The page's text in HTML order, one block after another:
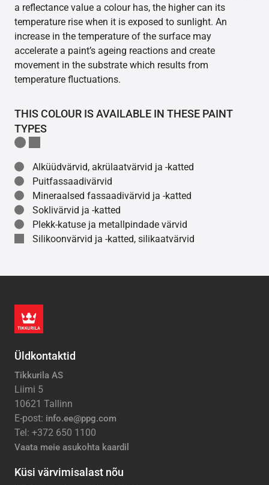
a reflectance value a colour has, the higher can its
temperature rise when it is exposed to sunlight. An
increase in the temperature of the surface may
accelerate a paint’s ageing reactions and create
movement in the substrate which results from
temperature fluctuations.
THIS COLOUR IS AVAILABLE IN THESE PAINT
TYPES
Alküüdvärvid, akrülaatvärvid ja -katted
Puitfassaadivärvid
Mineraalsed fassaadivärvid ja -katted
Soklivärvid ja -katted
Plekk-katuse ja metallpindade värvid
Silikoonvärvid ja -katted, silikaatvärvid
Üldkontaktid
Tikkurila AS
Liimi 5
10621 Tallinn
E-post: info.ee@ppg.com
Tel: +372 650 1100
Vaata meie asukohta kaardil
Küsi värvimisalast nõu